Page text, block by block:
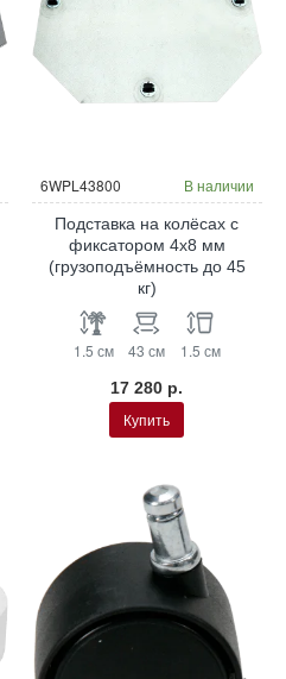
6WPL43800 В наличии
Подставка на колёсах с
фиксатором 4x8 мм
(грузоподъёмность до 45
кг)
1.5 см 43 см 1.5 см
17 280 р.
Купить